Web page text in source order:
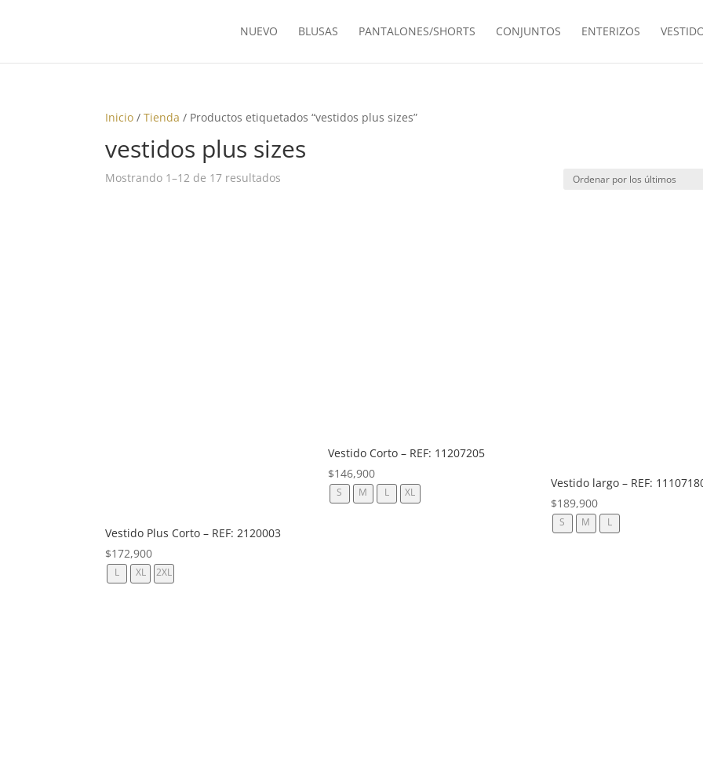
NUEVO BLUSAS PANTALONES/SHORTS CONJUNTOS ENTERIZOS
Inicio /Tienda / Productos etiquetados “vestidos plus sizes”
vestidos plus sizes
Mostrando 1–12 de 17 resultados
Vestido Plus Corto – REF: 2120003
$172,900
L XL 2XL
Vestido Corto – REF: 11207205
$146,900
S M L XL
Vestido largo – REF:
$189,900
S M L